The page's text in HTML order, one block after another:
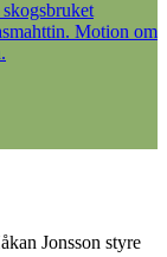
Motion om
Jonsson styre